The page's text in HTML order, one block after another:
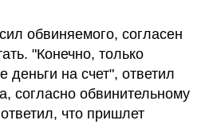
обвиняемого, согласен
"Конечно, только
деньги на счет", ответил
согласно обвинительному
что пришлет